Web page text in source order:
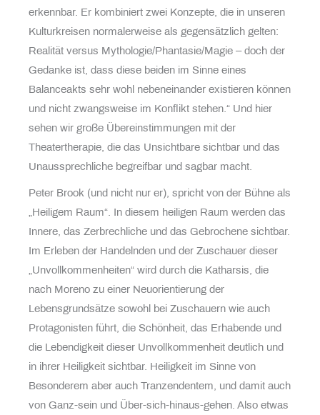
erkennbar. Er kombiniert zwei Konzepte, die in unseren
Kulturkreisen normalerweise als gegensätzlich gelten:
Realität versus Mythologie/Phantasie/Magie – doch der
Gedanke ist, dass diese beiden im Sinne eines
Balanceakts sehr wohl nebeneinander existieren können
und nicht zwangsweise im Konflikt stehen.“ Und hier
sehen wir große Übereinstimmungen mit der
Theatertherapie, die das Unsichtbare sichtbar und das
Unaussprechliche begreifbar und sagbar macht.
Peter Brook (und nicht nur er), spricht von der Bühne als
„Heiligem Raum“. In diesem heiligen Raum werden das
Innere, das Zerbrechliche und das Gebrochene sichtbar.
Im Erleben der Handelnden und der Zuschauer dieser
„Unvollkommenheiten“ wird durch die Katharsis, die
nach Moreno zu einer Neuorientierung der
Lebensgrundsätze sowohl bei Zuschauern wie auch
Protagonisten führt, die Schönheit, das Erhabende und
die Lebendigkeit dieser Unvollkommenheit deutlich und
in ihrer Heiligkeit sichtbar. Heiligkeit im Sinne von
Besonderem aber auch Tranzendentem, und damit auch
von Ganz-sein und Über-sich-hinaus-gehen. Also etwas